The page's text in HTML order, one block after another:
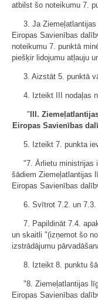
atbilst šo noteikumu 7.
3. Ja
Eiropas Savienības
noteikumu 7. punktā
piešķir lidojumu atļauju
3. Aizstāt 5. punktā
4. Izteikt III nodaļas
" III.
Eiropas Savienības
5. Izteikt 7. punkta
"7. Ārlietu ministrijas
šādiem Ziemeļatlantijas
Eiropas Savienības
6. Svītrot 7.2. un 7.3.
7. Papildināt 7.4.
un skaitli "(izņemot šo
izstrādājumu
8. Izteikt 8. punktu
"8. Ziemeļatlantijas
Eiropas Savienības